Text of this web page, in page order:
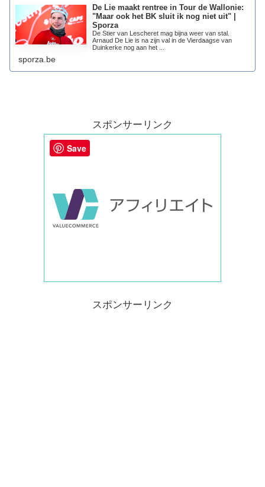
De Lie maakt rentree in Tour de Wallonie:
"Maar ook het BK sluit ik nog niet uit" |
Sporza
De Stier van Lescheret mag bijna weer van stal.
Arnaud De Lie is na zijn val in de Vierdaagse van
Duinkerke nog aan het ...
sporza.be
スポンサーリンク
スポンサーリンク
Save